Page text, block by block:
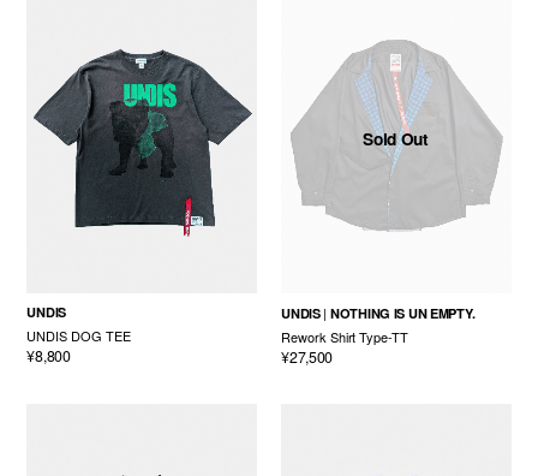
UNDIS
UNDIS DOG TEE
¥8,800
Sold Out
UNDIS NOTHING IS UN EMPTY.
Rework Shirt Type-TT
¥27,500